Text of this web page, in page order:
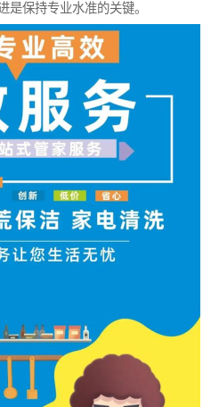
是保持专业水准的关键。